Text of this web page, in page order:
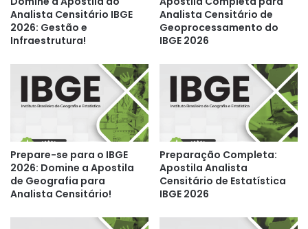
Analista Censitário IBGE
2026: Gestão e
Infraestrutura!
Analista Censitário de
Geoprocessamento do
IBGE 2026
Prepare-se para o IBGE
2026: Domine a Apostila
de Geografia para
Analista Censitário!
Preparação Completa:
Apostila Analista
Censitário de Estatística
IBGE 2026